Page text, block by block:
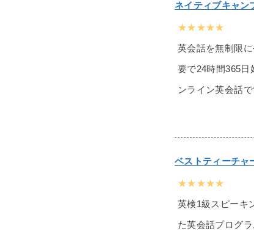
ネイティブキャン
★★★★★
英会話を無制限
要で24時間365日
ンライン英会話で
ベストティーチャ
★★★★★
英検1級スピーキ
た英会話プログ